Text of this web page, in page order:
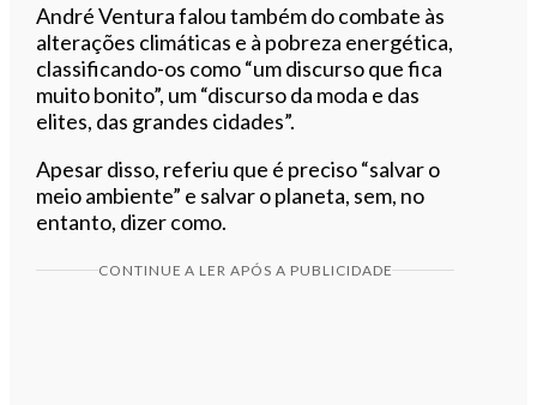
André Ventura falou também do combate às
alterações climáticas e à pobreza energética,
classificando-os como “um discurso que fica
muito bonito”, um “discurso da moda e das
elites, das grandes cidades”.
Apesar disso, referiu que é preciso “salvar o
meio ambiente” e salvar o planeta, sem, no
entanto, dizer como.
CONTINUE A LER APÓS A PUBLICIDADE